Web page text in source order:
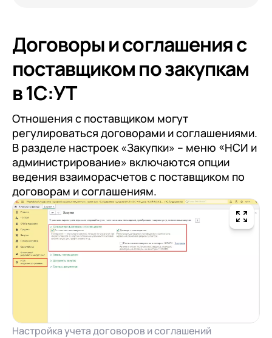
Договоры и соглашения с
поставщиком по закупкам
в 1С:УТ
Отношения с поставщиком могут
регулироваться договорами и соглашениями.
В разделе настроек «Закупки» – меню «НСИ и
администрирование» включаются опции
ведения взаиморасчетов с поставщиком по
договорам и соглашениям.
Настройка учета договоров и соглашений